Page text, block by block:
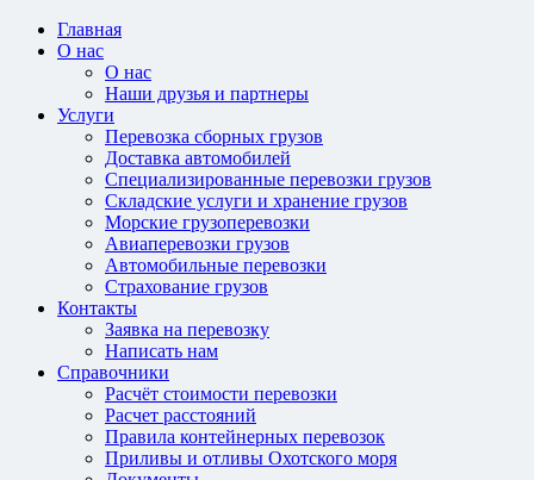
Главная
О нас
О нас
Наши друзья и партнеры
Услуги
Перевозка сборных грузов
Доставка автомобилей
Специализированные перевозки грузов
Складские услуги и хранение грузов
Морские грузоперевозки
Авиаперевозки грузов
Автомобильные перевозки
Страхование грузов
Контакты
Заявка на перевозку
Написать нам
Справочники
Расчёт стоимости перевозки
Расчет расстояний
Правила контейнерных перевозок
Приливы и отливы Охотского моря